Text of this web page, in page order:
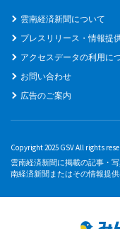
雲南経済新聞について
プレスリリース・情報提
アクセスデータの利用に
お問い合わせ
広告のご案内
Copyright 2025 GSV All rights
雲南経済新聞に掲載の記事・
南経済新聞またはその情報提供